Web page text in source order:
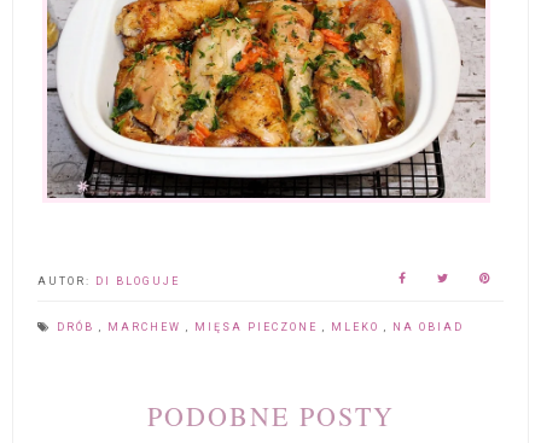
AUTOR: DI BLOGUJE
DRÓB , MARCHEW , MIĘSA PIECZONE , MLEKO , NA OBIAD
PODOBNE POSTY